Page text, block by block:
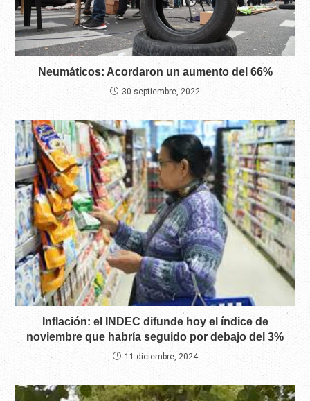
Neumáticos: Acordaron un aumento del 66%
30 septiembre, 2022
Inflación: el INDEC difunde hoy el índice de
noviembre que habría seguido por debajo del 3%
11 diciembre, 2024